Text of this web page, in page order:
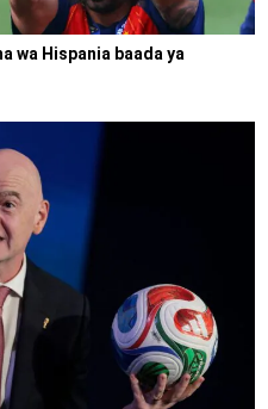
wa Hispania baada ya